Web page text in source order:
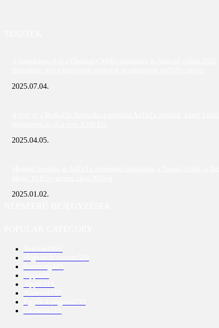
2025.07.04.
2025.04.05.
2025.01.02.